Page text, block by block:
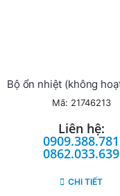
Mã: 21746213
Liên hệ:
0909.388.781
0862.033.639
CHI TIẾT